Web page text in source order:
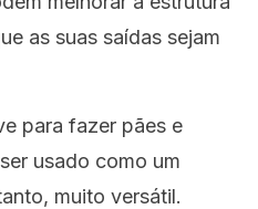
as suas saídas sejam
para fazer pães e
usado como um
muito versátil.